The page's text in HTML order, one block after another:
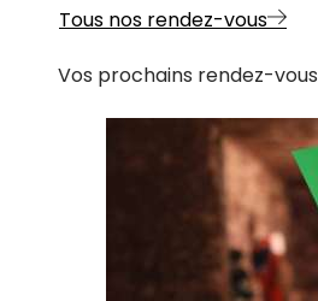
Tous nos rendez-vous
Vos prochains rendez-vous